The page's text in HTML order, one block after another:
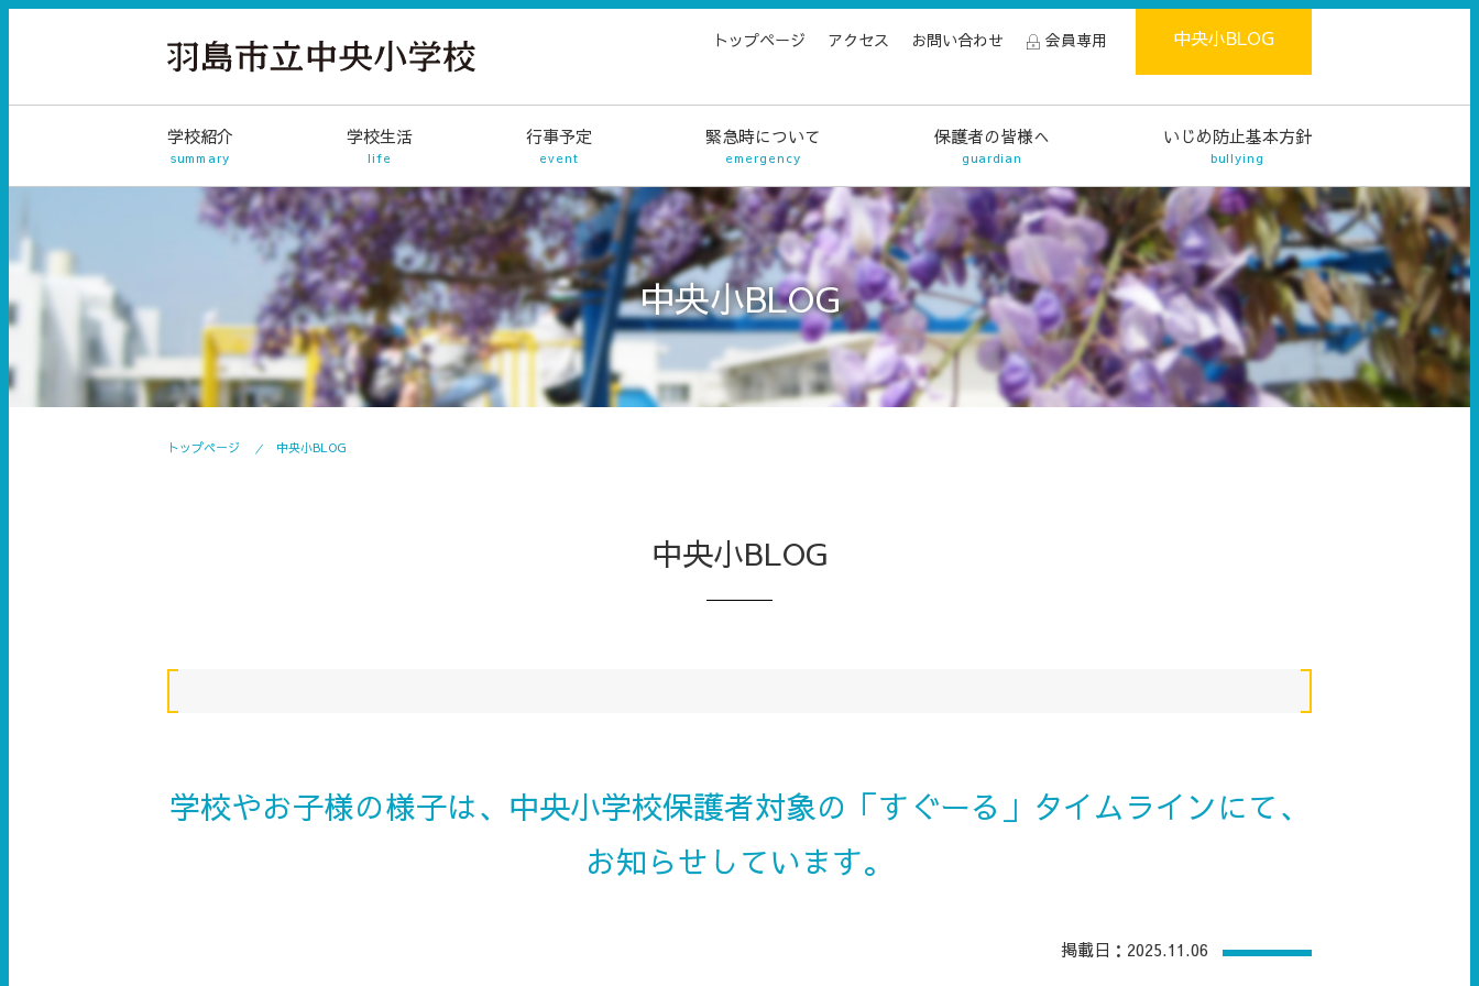
トップページ アクセス お問い合わせ 会員専用 中央小BLOG
学校紹介
summary
学校生活
life
行事予定
event
緊急時について
emergency
保護者の皆様へ
guardian
いじめ防止基本方針
bullying
中央小BLOG
トップページ 中央小BLOG
中央小BLOG
学校やお子様の様子は、中央小学校保護者対象の「すぐーる」タイムラインにて、
お知らせしています。
掲載日：2025.11.06